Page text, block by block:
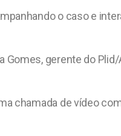
o caso e
gerente do Plid/
chamada de vídeo